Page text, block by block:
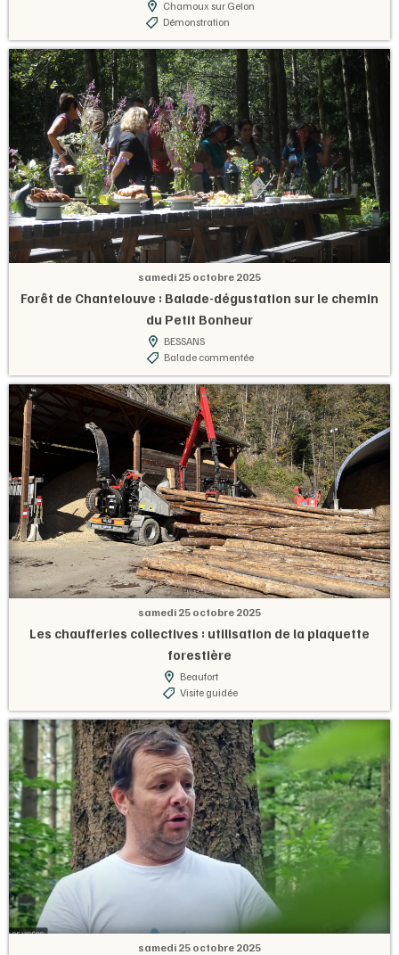
Chamoux sur Gelon
Démonstration
samedi 25 octobre 2025
Forêt de Chantelouve : Balade-dégustation sur le chemin
du Petit Bonheur
BESSANS
Balade commentée
samedi 25 octobre 2025
Les chaufferies collectives : utilisation de la plaquette
forestière
Beaufort
Visite guidée
samedi 25 octobre 2025